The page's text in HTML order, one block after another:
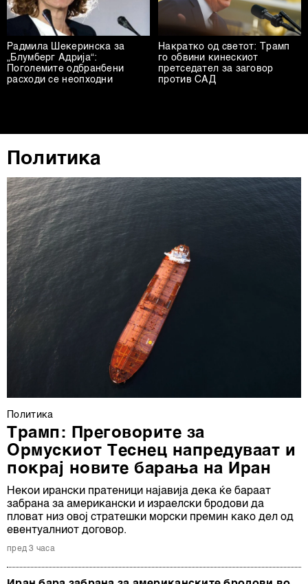
нашатаПолитика на приватност
, а за колачињата и
други слични технологии во
Политиката на
колачиња. Колачињата во кој било момент можете
повторно да ги ажурирате со клик на „Прикажи ги
деталите“. Согласноста можете во кој било момент да
Радмила Шекеринска за
„Блумберг Адрија“:
Поголемите одбранбени
расходи се неопходни
Накратко од светот: Трамп
го обвини кинескиот
претседател за заговор
против САД
Политика
Политика
Трамп: Преговорите за
Ормускиот Теснец напредуваат и
покрај новите барања на Иран
Некои ирански пратеници најавија дека ќе бараат
забрана за американски и израелски бродови да
пловат низ овој стратешки морски премин како дел од
евентуалниот договор.
пред 3 часа